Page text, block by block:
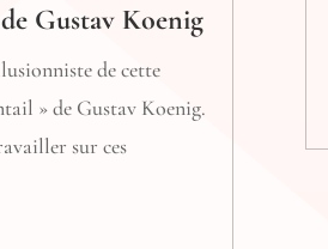
Gustav Koenig
de cette
» de Gustav Koenig.
sur ces